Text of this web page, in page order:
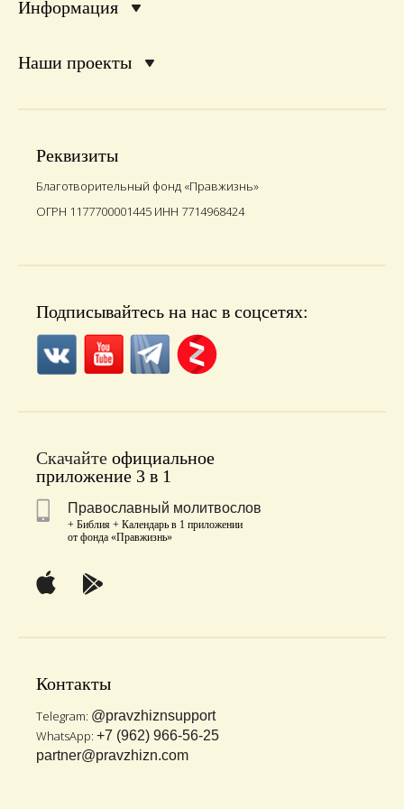
Информация
Наши проекты
Реквизиты
Благотворительный фонд «Правжизнь»
ОГРН 1177700001445 ИНН 7714968424
Подписывайтесь на нас в соцсетях:
Скачайте официальное
приложение 3 в 1
Православный молитвослов
+ Библия + Календарь в 1 приложении
от фонда «Правжизнь»
Контакты
Telegram: @pravzhiznsupport
WhatsApp: +7 (962) 966-56-25
partner@pravzhizn.com